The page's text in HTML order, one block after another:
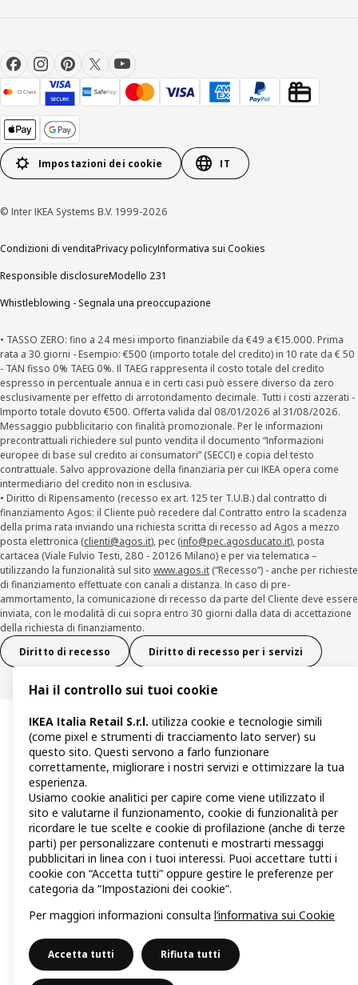
Impostazioni dei cookie IT
© Inter IKEA Systems B.V. 1999-2026
Condizioni di venditaPrivacy policyInformativa sui Cookies
Responsible disclosureModello 231
Whistleblowing - Segnala una preoccupazione
• TASSO ZERO: fino a 24 mesi importo finanziabile da €49 a €15.000. Prima
rata a 30 giorni - Esempio: €500 (importo totale del credito) in 10 rate da € 50
- TAN fisso 0% TAEG 0%. Il TAEG rappresenta il costo totale del credito
espresso in percentuale annua e in certi casi può essere diverso da zero
esclusivamente per effetto di arrotondamento decimale. Tutti i costi azzerati -
Importo totale dovuto €500. Offerta valida dal 08/01/2026 al 31/08/2026.
Messaggio pubblicitario con finalità promozionale. Per le informazioni
precontrattuali richiedere sul punto vendita il documento “Informazioni
europee di base sul credito ai consumatori” (SECCI) e copia del testo
contrattuale. Salvo approvazione della finanziaria per cui IKEA opera come
intermediario del credito non in esclusiva.
• Diritto di Ripensamento (recesso ex art. 125 ter T.U.B.) dal contratto di
finanziamento Agos: il Cliente può recedere dal Contratto entro la scadenza
della prima rata inviando una richiesta scritta di recesso ad Agos a mezzo
posta elettronica (clienti@agos.it), pec (info@pec.agosducato.it), posta
cartacea (Viale Fulvio Testi, 280 - 20126 Milano) e per via telematica –
utilizzando la funzionalità sul sito www.agos.it (“Recesso”) - anche per richieste
di finanziamento effettuate con canali a distanza. In caso di pre-
ammortamento, la comunicazione di recesso da parte del Cliente deve essere
inviata, con le modalità di cui sopra entro 30 giorni dalla data di accettazione
della richiesta di finanziamento.
Diritto di recesso
Diritto di recesso per i servizi
Hai il controllo sui tuoi cookie
IKEA Italia Retail S.r.l. utilizza cookie e tecnologie simili
(come pixel e strumenti di tracciamento lato server) su
questo sito. Questi servono a farlo funzionare
correttamente, migliorare i nostri servizi e ottimizzare la tua
esperienza.
Usiamo cookie analitici per capire come viene utilizzato il
sito e valutarne il funzionamento, cookie di funzionalità per
ricordare le tue scelte e cookie di profilazione (anche di terze
parti) per personalizzare contenuti e mostrarti messaggi
pubblicitari in linea con i tuoi interessi. Puoi accettare tutti i
cookie con “Accetta tutti” oppure gestire le preferenze per
categoria da “Impostazioni dei cookie”.
Per maggiori informazioni consulta l’informativa sui Cookie
Accetta tutti Rifiuta tutti